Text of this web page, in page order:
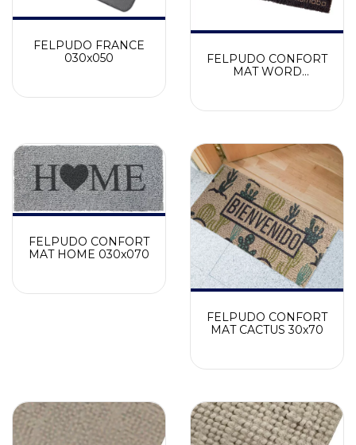
FELPUDO FRANCE
030x050
FELPUDO CONFORT
MAT WORD
FELPUDO CONFORT
MAT HOME 030x070
FELPUDO CONFORT
MAT CACTUS 30x70